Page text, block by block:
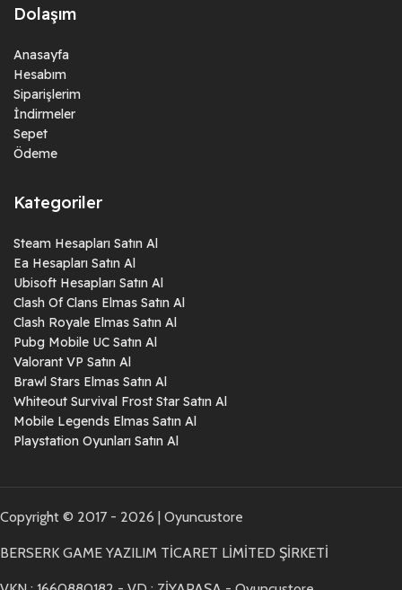
Dolaşım
Anasayfa
Hesabım
Siparişlerim
İndirmeler
Sepet
Ödeme
Kategoriler
Steam Hesapları Satın Al
Ea Hesapları Satın Al
Ubisoft Hesapları Satın Al
Clash Of Clans Elmas Satın Al
Clash Royale Elmas Satın Al
Pubg Mobile UC Satın Al
Valorant VP Satın Al
Brawl Stars Elmas Satın Al
Whiteout Survival Frost Star Satın Al
Mobile Legends Elmas Satın Al
Playstation Oyunları Satın Al
Copyright © 2017 - 2026 | Oyuncustore
BERSERK GAME YAZILIM TİCARET LİMİTED ŞİRKETİ